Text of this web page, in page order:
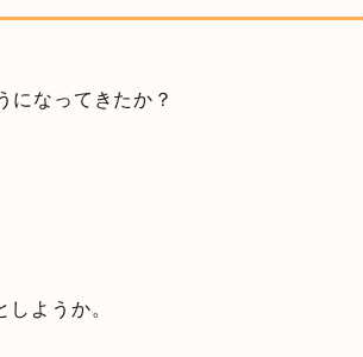
になってきたか？
ようか。